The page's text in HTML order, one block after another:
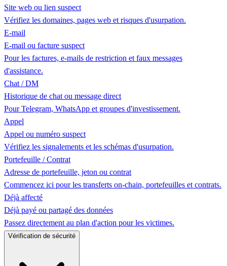
Site web ou lien suspect
Vérifiez les domaines, pages web et risques d'usurpation.
E-mail
E-mail ou facture suspect
Pour les factures, e-mails de restriction et faux messages
d'assistance.
Chat / DM
Historique de chat ou message direct
Pour Telegram, WhatsApp et groupes d'investissement.
Appel
Appel ou numéro suspect
Vérifiez les signalements et les schémas d'usurpation.
Portefeuille / Contrat
Adresse de portefeuille, jeton ou contrat
Commencez ici pour les transferts on-chain, portefeuilles et contrats.
Déjà affecté
Déjà payé ou partagé des données
Passez directement au plan d'action pour les victimes.
Vérification de sécurité